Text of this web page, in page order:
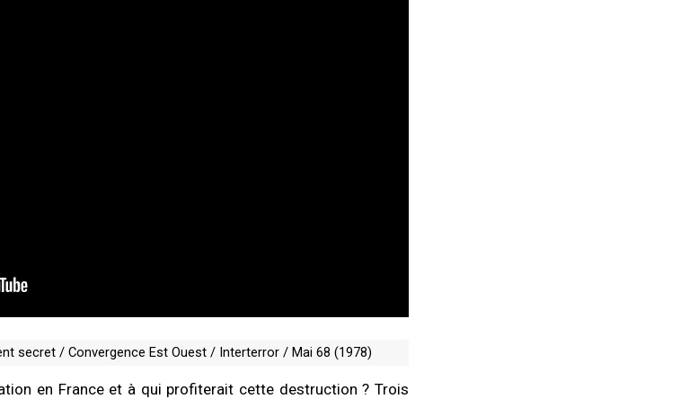
secret / Convergence Est Ouest / Interterror / Mai 68 (1978)
en France et à qui profiterait cette destruction ? Trois